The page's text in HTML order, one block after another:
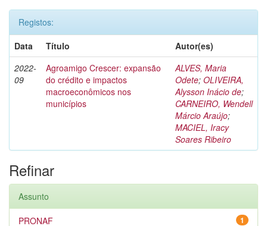
Registos:
Data
Título
Autor(es)
2022-
09
Agroamigo Crescer: expansão
do crédito e impactos
macroeconômicos nos
municípios
ALVES, Maria
Odete; OLIVEIRA,
Alysson Inácio de;
CARNEIRO, Wendell
Márcio Araújo;
MACIEL, Iracy
Soares Ribeiro
Refinar
Assunto
1
PRONAF